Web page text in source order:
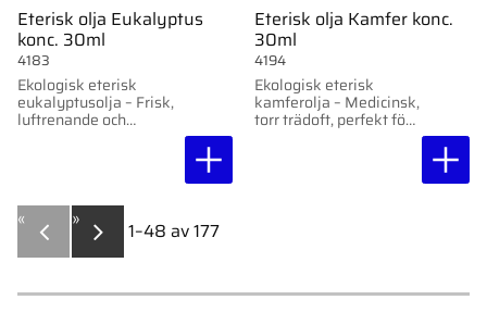
Eterisk olja Eukalyptus
konc. 30ml
Ekologisk eterisk
eukalyptusolja – Frisk,
luftrenande och
4183
Eterisk olja Kamfer konc.
30ml
Ekologisk eterisk
kamferolja – Medicinsk,
torr trädoft, perfekt för
4194
1–48 av177
« »